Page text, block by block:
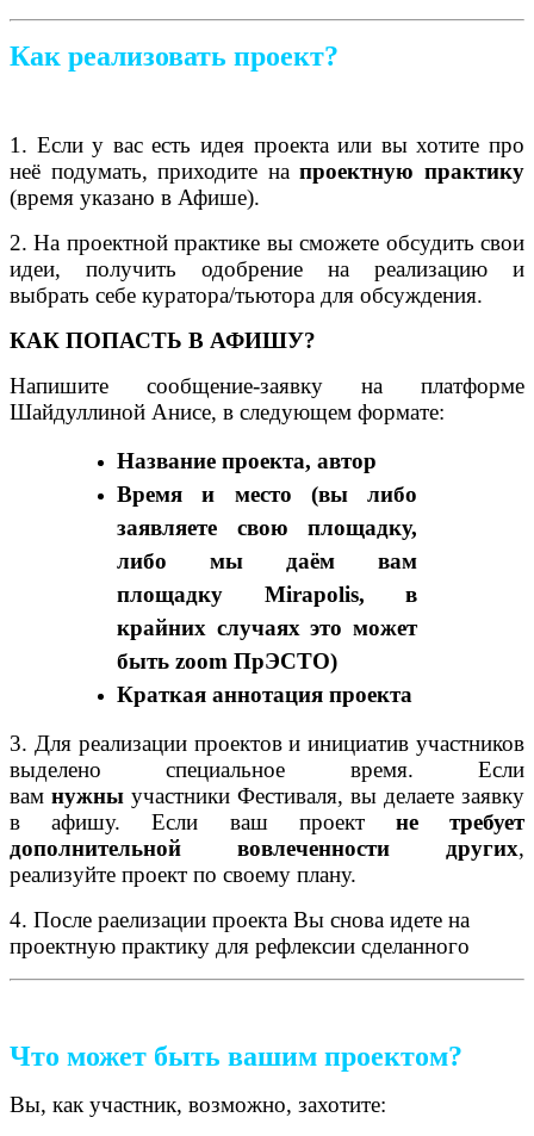
Как реализовать проект?
1. Если у вас есть идея проекта или вы хотите про
неё подумать, приходите напроектную практику
(время указано в Афише).
2. На проектной практике вы сможете обсудить свои
идеи, получить одобрение на реализацию и
выбрать себе куратора/тьютора для обсуждения.
КАК ПОПАСТЬ В АФИШУ?
Напишите сообщение-заявку на платформе
Шайдуллиной Анисе, в следующем формате:
Название проекта, автор
Время и место (вы либо
заявляете свою площадку,
либо мы даём вам
площадку Mirapolis, в
крайних случаях это может
быть zoom ПрЭСТО)
Краткая аннотация проекта
3. Для реализации проектов и инициатив участников
выделено специальное время. Если
вам нужны участники Фестиваля, вы делаете заявку
в афишу. Если ваш проект не требует
дополнительной вовлеченности других,
реализуйте проект по своему плану.
4. После раелизации проекта Вы снова идете на
проектную практику для рефлексии сделанного
Что может быть вашим проектом?
Вы, как участник, возможно, захотите: